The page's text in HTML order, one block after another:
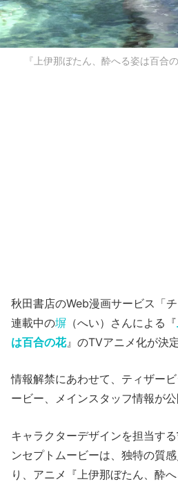
『上伊那ぼたん、酔へる姿は百合
秋田書店のWeb漫画サービス「
連載中の塀 （へい）さんによる『
は百合の花』のTVアニメ化が決定
情報解禁にあわせて、ティザー
ービー、メインスタッフ情報が公
キャラクターデザインを担当する
ンセプトムービーは、独特の質
り、アニメ『上伊那ぼたん、酔